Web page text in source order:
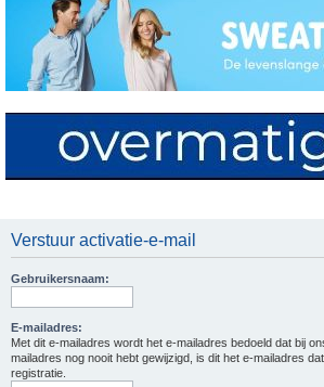
Verstuur activatie-e-mail
Gebruikersnaam:
E-mailadres:
Met dit e-mailadres wordt het e-mailadres bedoeld dat bij
mailadres nog nooit hebt gewijzigd, is dit het e-mailadres
registratie.